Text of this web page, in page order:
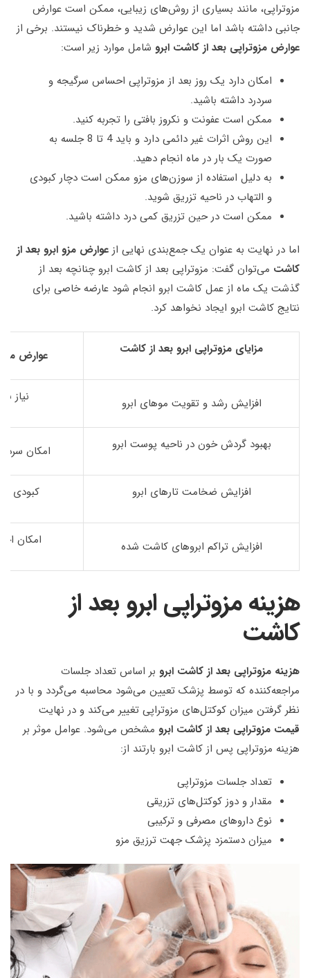
مزوتراپی، مانند بسیاری از روش‌های زیبایی، ممکن است عوارض
جانبی داشته باشد اما این عوارض شدید و خطرناک نیستند. برخی از
عوارض مزوتراپی بعد از کاشت ابرو شامل موارد زیر است:
امکان دارد یک روز بعد از مزوتراپی احساس سرگیجه و
سردرد داشته باشید.
ممکن است عفونت و نکروز بافتی را تجربه کنید.
این روش اثرات غیر دائمی دارد و باید 4 تا 8 جلسه به
صورت یک بار در ماه انجام دهید.
به دلیل استفاده از سوزن‌های مزو ممکن است دچار کبودی
و التهاب در ناحیه تزریق شوید.
ممکن است در حین تزریق کمی درد داشته باشید.
اما در نهایت به عنوان یک جمع‌بندی نهایی از عوارض مزو ابرو بعد از
کاشت می‌توان گفت: مزوتراپی بعد از کاشت ابرو چنانچه بعد از
گذشت یک ماه از عمل کاشت ابرو انجام شود عارضه خاصی برای
نتایج کاشت ابرو ایجاد نخواهد کرد.
مزایای مزوتراپی ابرو بعد از کاشت عوارض
افزایش رشد و تقویت موهای ابرو نیاز
بهبود گردش خون در ناحیه پوست ابرو امکان
افزایش ضخامت تارهای ابرو کبودی و
افزایش تراکم ابروهای کاشت شده امکان
هزینه مزوتراپی ابرو بعد از
کاشت
هزینه مزوتراپی بعد از کاشت ابرو بر اساس تعداد جلسات
مراجعه‌کننده که توسط پزشک تعیین می‌شود محاسبه می‌گردد و با در
نظر گرفتن میزان کوکتل‌های مزوتراپی تغییر می‌کند و در نهایت
قیمت مزوتراپی بعد از کاشت ابرو مشخص می‌شود. عوامل موثر بر
هزینه مزوتراپی پس از کاشت ابرو بارتند از:
تعداد جلسات مزوتراپی
مقدار و دوز کوکتل‌های تزریقی
نوع داروهای مصرفی و ترکیبی
میزان دستمزد پزشک جهت ترزیق مزو